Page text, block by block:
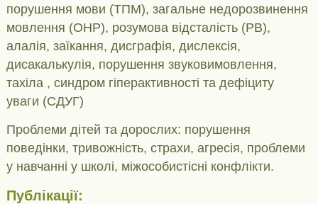
порушення мови (ТПМ), загальне недорозвинення
мовлення (ОНР), розумова відсталість (РВ),
алалія, заїкання, дисграфія, дислексія,
дисакалькулія, порушення звуковимовлення,
тахіла , синдром гіперактивності та дефіциту
уваги (СДУГ)
Проблеми дітей та дорослих: порушення
поведінки, тривожність, страхи, агресія, проблеми
у навчанні у школі, міжособистісні конфлікти.
Публікації: